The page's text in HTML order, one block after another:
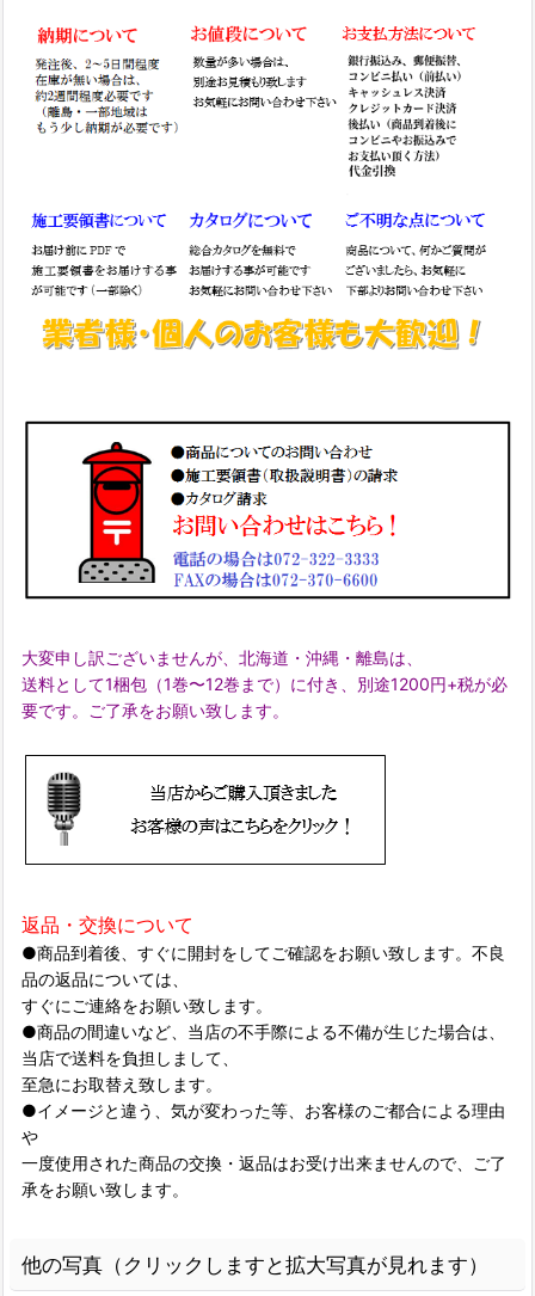
大変申し訳ございませんが、北海道・沖縄・離島は、
送料として1梱包（1巻〜12巻まで）に付き、別途1200円+税が必
要です。ご了承をお願い致します。
返品・交換について
●商品到着後、すぐに開封をしてご確認をお願い致します。不良
品の返品については、
すぐにご連絡をお願い致します。
●商品の間違いなど、当店の不手際による不備が生じた場合は、
当店で送料を負担しまして、
至急にお取替え致します。
●イメージと違う、気が変わった等、お客様のご都合による理由
や
一度使用された商品の交換・返品はお受け出来ませんので、ご了
承をお願い致します。
他の写真（クリックしますと拡大写真が見れます）